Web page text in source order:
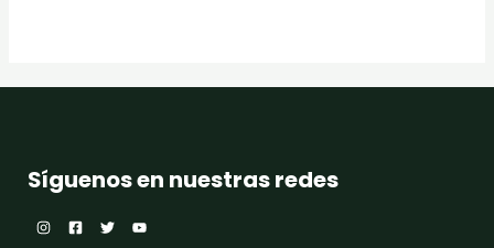
Síguenos en nuestras redes